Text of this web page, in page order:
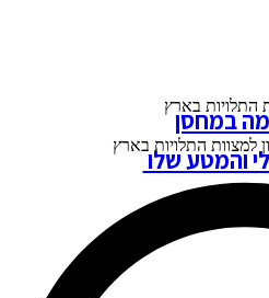
במחסן
והמטע שלו